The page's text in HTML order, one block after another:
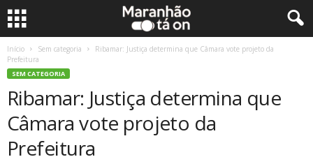
Início Sem categoria
Ribamar: Justiça determina que Câmara vote projeto da
Prefeitura
SEM CATEGORIA
Ribamar: Justiça determina que
Câmara vote projeto da
Prefeitura